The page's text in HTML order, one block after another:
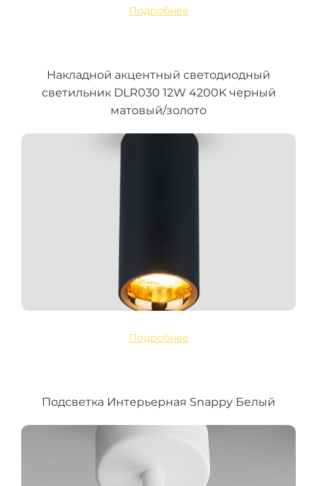
Подробнее
Накладной акцентный светодиодный
светильник DLR030 12W 4200K черный
матовый/золото
Подробнее
Подсветка Интерьерная Snappy Белый